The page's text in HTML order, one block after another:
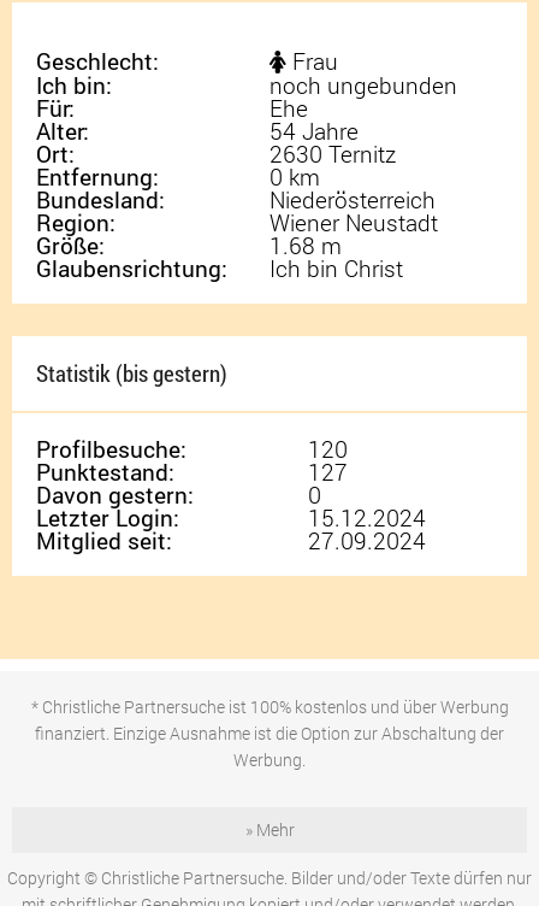
Geschlecht:
Frau
Ich bin:
noch ungebunden
Für: Ehe
Alter: 54 Jahre
Ort: 2630 Ternitz
Entfernung: 0 km
Bundesland: Niederösterreich
Region: Wiener Neustadt
Größe: 1.68 m
Glaubensrichtung: Ich bin Christ
Statistik (bis gestern)
Profilbesuche: 120
Punktestand: 127
Davon gestern: 0
Letzter Login: 15.12.2024
Mitglied seit: 27.09.2024
* Christliche Partnersuche ist 100% kostenlos und über Werbung
finanziert. Einzige Ausnahme ist die Option zur Abschaltung der
Werbung.
» Mehr
Copyright © Christliche Partnersuche. Bilder und/oder Texte dürfen nur